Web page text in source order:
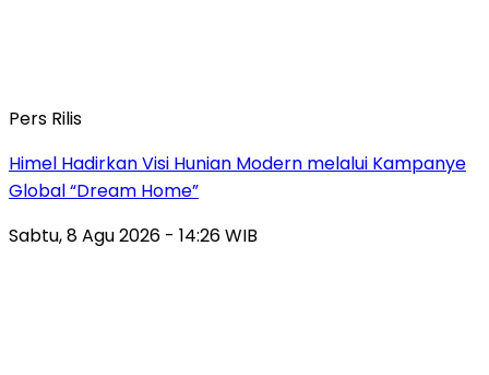
Pers Rilis
Himel Hadirkan Visi Hunian Modern melalui Kampanye
Global “Dream Home”
Sabtu, 8 Agu 2026 - 14:26 WIB